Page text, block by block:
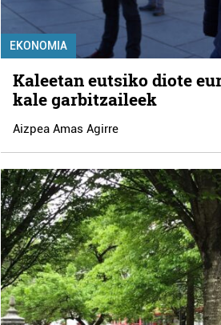
EKONOMIA
Kaleetan eutsiko diote
kale garbitzaileek
Aizpea Amas Agirre